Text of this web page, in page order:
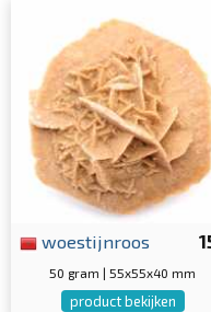
woestijnroos
50 gram | 55x55x40 mm
product bekijken